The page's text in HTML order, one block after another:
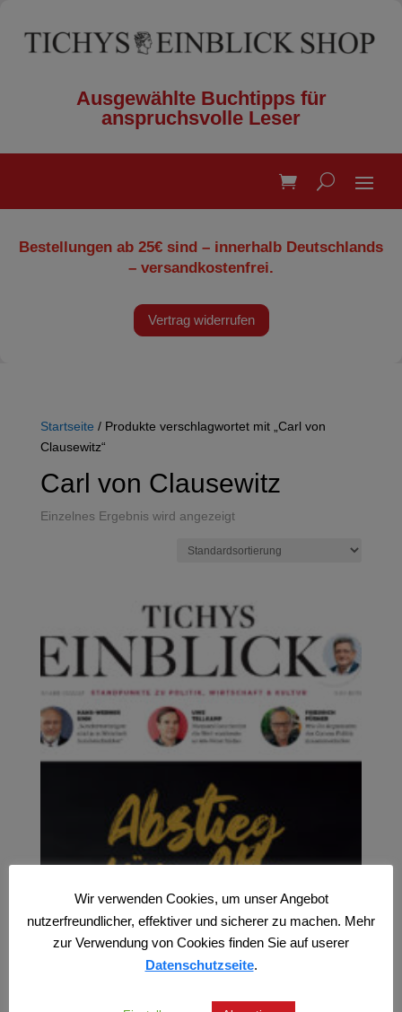
Ausgewählte Buchtipps für
anspruchsvolle Leser
Bestellungen ab 25€ sind – innerhalb Deutschlands
– versandkostenfrei.
Vertrag widerrufen
Startseite / Produkte verschlagwortet mit „Carl von
Clausewitz“
Carl von Clausewitz
Einzelnes Ergebnis wird angezeigt
Wir verwenden Cookies, um unser Angebot
nutzerfreundlicher, effektiver und sicherer zu machen. Mehr
zur Verwendung von Cookies finden Sie auf userer
Datenschutzseite.